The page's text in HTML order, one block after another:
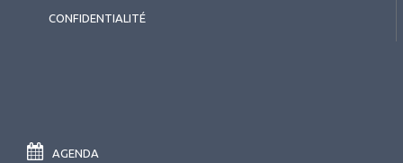
CONFIDENTIALITÉ
AGENDA